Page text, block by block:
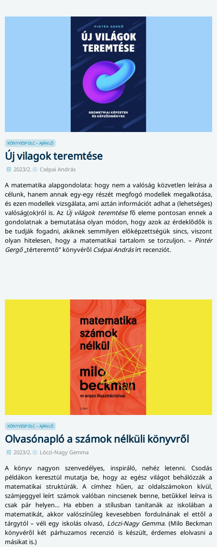
KÖNYVESPOLC – AJÁNLÓ
Új vilagok teremtése
2023/2. Csépai András
A matematika alapgondolata: hogy nem a valóság közvetlen leírása a
célunk, hanem annak egy-egy részét megfogó modellek megalkotása,
és ezen modellek vizsgálata, ami aztán információt adhat a (lehetséges)
valóság(ok)ról is. Az Új világok teremtésefő eleme pontosan ennek a
gondolatnak a bemutatása olyan módon, hogy azok az érdeklődők is
be tudják fogadni, akiknek semmilyen előképzettségük sincs, viszont
olyan hitelesen, hogy a matematikai tartalom se torzuljon. – Pintér
Gergő„térteremtő” könyvéről Csépai Andrásírt recenziót.
KÖNYVESPOLC – AJÁNLÓ
Olvasónapló a számok nélküli könyvről
2023/2. Lóczi-Nagy Gemma
A könyv nagyon szenvedélyes, inspiráló, nehéz letenni. Csodás
példákon keresztül mutatja be, hogy az egész világot behálózzák a
matematikai struktúrák. A címhez hűen, az oldalszámokon kívül,
számjeggyel leírt számok valóban nincsenek benne, betűkkel leírva is
csak pár helyen… Ha ebben a stílusban tanítanák az iskolában a
matematikát, akkor valószínűleg kevesebben fordulnának el ettől a
tárgytól – véli egy iskolás olvasó, Lóczi-Nagy Gemma. (Milo Beckman
könyvéről két párhuzamos recenzió is készült, érdemes elolvasni a
másikat is.)